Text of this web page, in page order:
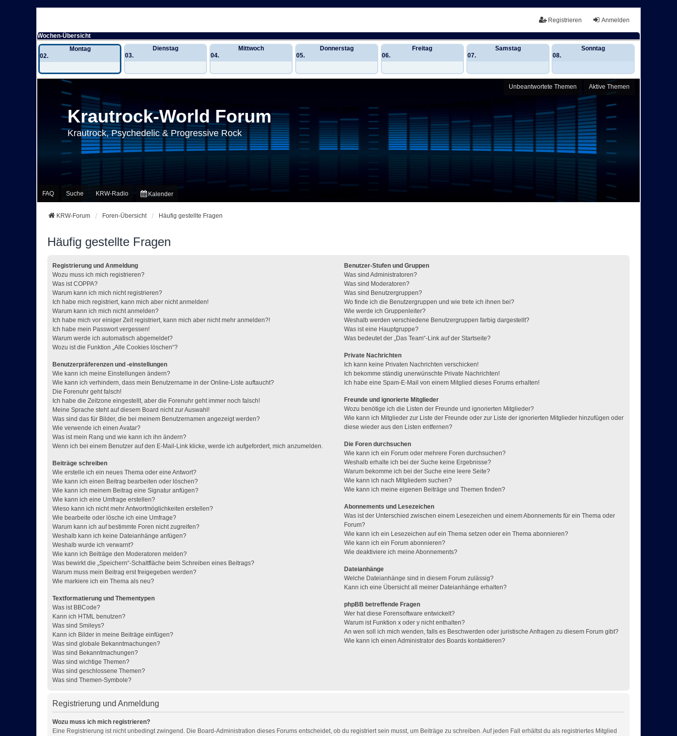
Anmelden
Registrieren
Wochen-Übersicht
Montag
02.
Dienstag
03.
Mittwoch
04.
Donnerstag
05.
Freitag
06.
Samstag
07.
Sonntag
08.
Unbeantwortete Themen Aktive Themen
Krautrock-World Forum
Krautrock, Psychedelic & Progressive Rock
FAQ Suche KRW-Radio Kalender
KRW-Forum Foren-Übersicht Häufig gestellte Fragen
Häufig gestellte Fragen
Registrierung und Anmeldung
Wozu muss ich mich registrieren?
Was ist COPPA?
Warum kann ich mich nicht registrieren?
Ich habe mich registriert, kann mich aber nicht anmelden!
Warum kann ich mich nicht anmelden?
Ich habe mich vor einiger Zeit registriert, kann mich aber nicht mehr anmelden?!
Ich habe mein Passwort vergessen!
Warum werde ich automatisch abgemeldet?
Wozu ist die Funktion „Alle Cookies löschen“?
Benutzerpräferenzen und -einstellungen
Wie kann ich meine Einstellungen ändern?
Wie kann ich verhindern, dass mein Benutzername in der Online-Liste auftaucht?
Die Forenuhr geht falsch!
Ich habe die Zeitzone eingestellt, aber die Forenuhr geht immer noch falsch!
Meine Sprache steht auf diesem Board nicht zur Auswahl!
Was sind das für Bilder, die bei meinem Benutzernamen angezeigt werden?
Wie verwende ich einen Avatar?
Was ist mein Rang und wie kann ich ihn ändern?
Wenn ich bei einem Benutzer auf den E-Mail-Link klicke, werde ich aufgefordert, mich anzumelden.
Beiträge schreiben
Wie erstelle ich ein neues Thema oder eine Antwort?
Wie kann ich einen Beitrag bearbeiten oder löschen?
Wie kann ich meinem Beitrag eine Signatur anfügen?
Wie kann ich eine Umfrage erstellen?
Wieso kann ich nicht mehr Antwortmöglichkeiten erstellen?
Wie bearbeite oder lösche ich eine Umfrage?
Warum kann ich auf bestimmte Foren nicht zugreifen?
Weshalb kann ich keine Dateianhänge anfügen?
Weshalb wurde ich verwarnt?
Wie kann ich Beiträge den Moderatoren melden?
Was bewirkt die „Speichern“-Schaltfläche beim Schreiben eines Beitrags?
Warum muss mein Beitrag erst freigegeben werden?
Wie markiere ich ein Thema als neu?
Textformatierung und Thementypen
Was ist BBCode?
Kann ich HTML benutzen?
Was sind Smileys?
Kann ich Bilder in meine Beiträge einfügen?
Was sind globale Bekanntmachungen?
Was sind Bekanntmachungen?
Was sind wichtige Themen?
Was sind geschlossene Themen?
Was sind Themen-Symbole?
Benutzer-Stufen und Gruppen
Was sind Administratoren?
Was sind Moderatoren?
Was sind Benutzergruppen?
Wo finde ich die Benutzergruppen und wie trete ich ihnen bei?
Wie werde ich Gruppenleiter?
Weshalb werden verschiedene Benutzergruppen farbig dargestellt?
Was ist eine Hauptgruppe?
Was bedeutet der „Das Team“-Link auf der Startseite?
Private Nachrichten
Ich kann keine Privaten Nachrichten verschicken!
Ich bekomme ständig unerwünschte Private Nachrichten!
Ich habe eine Spam-E-Mail von einem Mitglied dieses Forums erhalten!
Freunde und ignorierte Mitglieder
Wozu benötige ich die Listen der Freunde und ignorierten Mitglieder?
Wie kann ich Mitglieder zur Liste der Freunde oder zur Liste der ignorierten Mitglieder hinzufügen oder
diese wieder aus den Listen entfernen?
Die Foren durchsuchen
Wie kann ich ein Forum oder mehrere Foren durchsuchen?
Weshalb erhalte ich bei der Suche keine Ergebnisse?
Warum bekomme ich bei der Suche eine leere Seite?
Wie kann ich nach Mitgliedern suchen?
Wie kann ich meine eigenen Beiträge und Themen finden?
Abonnements und Lesezeichen
Was ist der Unterschied zwischen einem Lesezeichen und einem Abonnements für ein Thema oder
Forum?
Wie kann ich ein Lesezeichen auf ein Thema setzen oder ein Thema abonnieren?
Wie kann ich ein Forum abonnieren?
Wie deaktiviere ich meine Abonnements?
Dateianhänge
Welche Dateianhänge sind in diesem Forum zulässig?
Kann ich eine Übersicht all meiner Dateianhänge erhalten?
phpBB betreffende Fragen
Wer hat diese Forensoftware entwickelt?
Warum ist Funktion x oder y nicht enthalten?
An wen soll ich mich wenden, falls es Beschwerden oder juristische Anfragen zu diesem Forum gibt?
Wie kann ich einen Administrator des Boards kontaktieren?
Registrierung und Anmeldung
Wozu muss ich mich registrieren?
Eine Registrierung ist nicht unbedingt zwingend. Die Board-Administration dieses Forums entscheidet, ob du registriert sein musst, um Beiträge zu schreiben. Auf jeden Fall erhältst du als registriertes Mitglied